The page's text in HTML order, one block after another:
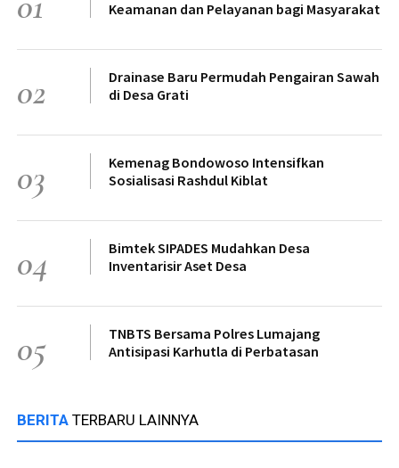
Keamanan dan Pelayanan bagi Masyarakat
02
Drainase Baru Permudah Pengairan Sawah
di Desa Grati
03
Kemenag Bondowoso Intensifkan
Sosialisasi Rashdul Kiblat
04
Bimtek SIPADES Mudahkan Desa
Inventarisir Aset Desa
05
TNBTS Bersama Polres Lumajang
Antisipasi Karhutla di Perbatasan
BERITA TERBARU LAINNYA